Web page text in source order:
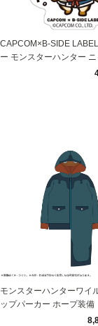
CAPCOM×B-SIDE
ー モンスターハンター ニ
モンスターハンターワイ
ップパーカー ホープ装備